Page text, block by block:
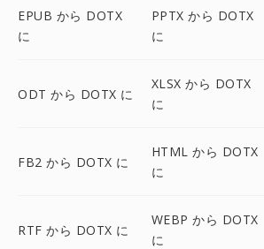
EPUB から DOTX
に
PPTX から DOTX
に
ODT から DOTX に
XLSX から DOTX
に
FB2 から DOTX に
HTML から DOTX
に
RTF から DOTX に
WEBP から DOTX
に